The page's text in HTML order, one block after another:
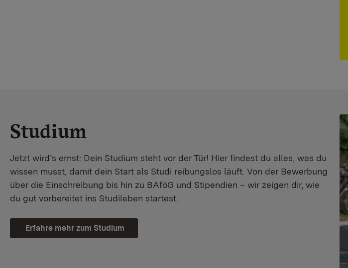
Studium
Jetzt wird’s ernst: Dein Studium steht vor der Tür! Hier findest du alles, was du
wissen musst, damit dein Start als Studi reibungslos läuft. Von der Bewerbung
über die Einschreibung bis hin zu BAföG und Stipendien – wir zeigen dir, wie
du gut vorbereitet ins Studileben startest.
Erfahre mehr zum Studium